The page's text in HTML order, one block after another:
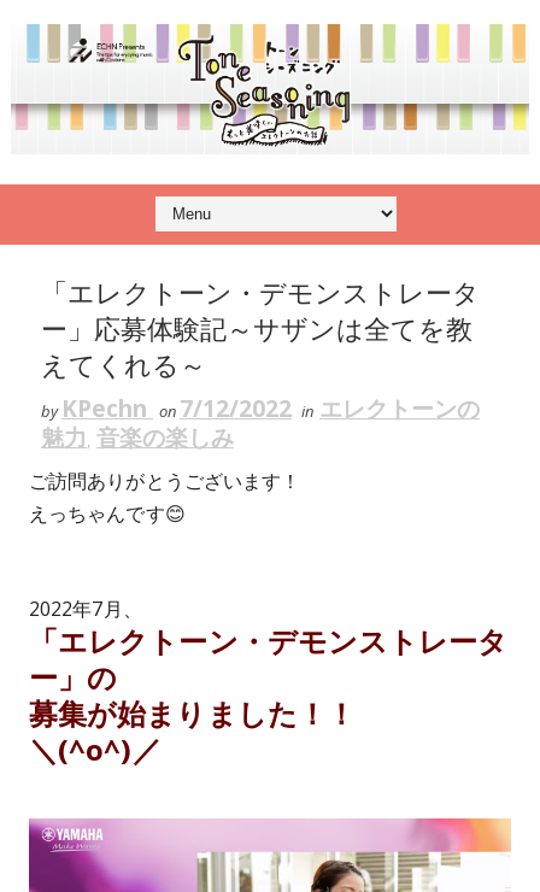
「エレクトーン・デモンストレータ
ー」応募体験記～サザンは全てを教
えてくれる～
by KPechn on 7/12/2022 in エレクトーンの
魅力 音楽の楽しみ
ご訪問ありがとうございます！
えっちゃんです😊
2022年7月、
「エレクトーン・デモンストレータ
ー」の
募集が始まりました！！
＼(^o^)／